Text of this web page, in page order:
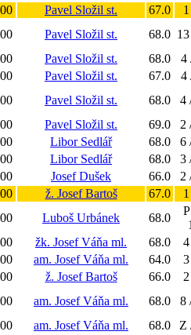
Pavel Složil st. 67.0
Pavel Složil st. 68.0
Pavel Složil st. 68.0
4
Pavel Složil st. 67.0
4
Pavel Složil st. 68.0
4
Pavel Složil st. 69.0
2
Libor Sedlář 68.0
6
Libor Sedlář 68.0
3
Josef Dušek 66.0
2
ž. Josef Bartoš 67.0
Luboš Urbánek 68.0
žk. Josef Váňa ml. 68.0
am. Josef Váňa ml. 64.0
ž. Josef Bartoš 66.0
am. Josef Váňa ml. 68.0
8
am. Josef Váňa ml. 68.0
Z